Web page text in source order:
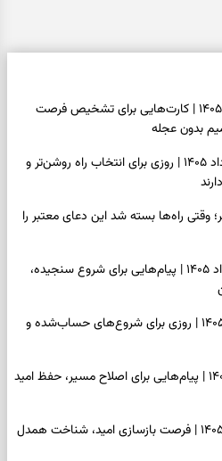
فال تاروت امروز شنبه ۱۷ مرداد ۱۴۰۵ | کارت‌هایی برای تشخیص فرصت
بدون عجله
فال سرنوشت امروز شنبه ۱۷ مرداد ۱۴۰۵ | روزی برای انتخاب راه روشن‌تر و
وقتی راه‌ها بسته شد این دعای معتبر را
فال فرشتگان امروز شنبه ۱۷ مرداد ۱۴۰۵ | پیام‌هایی برای شروع سنجیده،
فال روزانه امروز شنبه ۱۷ مرداد ۱۴۰۵ | روزی برای شروع‌های حساب‌شده و
فال انبیا امروز شنبه ۱۷ مرداد ۱۴۰۵ | پیام‌هایی برای اصلاح مسیر، حفظ امید
فال حافظ امروز شنبه ۱۷ مرداد ۱۴۰۵ | فرصت بازسازی امید، شناخت همدل